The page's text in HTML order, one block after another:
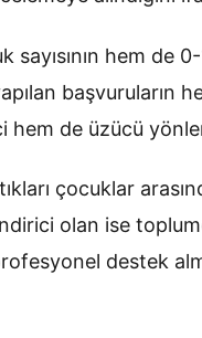
hem de
başvuruların
hem de üzücü
çocuklar
olan ise
destek